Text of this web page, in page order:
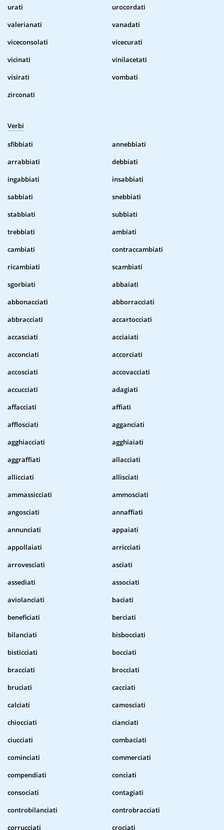
urati
urocordati
valerianati
vanadati
viceconsolati
vicecurati
vicinati
vinilacetati
visirati
vombati
zirconati
Verbi
sfibbiati
annebbiati
arrabbiati
debbiati
ingabbiati
insabbiati
sabbiati
snebbiati
stabbiati
subbiati
trebbiati
ambiati
cambiati
contraccambiati
ricambiati
scambiati
sgorbiati
abbaiati
abbonacciati
abborracciati
abbracciati
accartocciati
accasciati
acciaiati
acconciati
accorciati
accosciati
accovacciati
accucciati
adagiati
affacciati
affiati
afflosciati
agganciati
agghiacciati
agghiaiati
aggraffiati
allacciati
allicciati
allisciati
ammassicciati
ammosciati
angosciati
annaffiati
annunciati
appaiati
appollaiati
arricciati
arrovesciati
asciati
assediati
associati
aviolanciati
baciati
beneficiati
berciati
bilanciati
bisbocciati
bisticciati
bocciati
bracciati
brocciati
bruciati
cacciati
calciati
camosciati
chiocciati
cianciati
ciucciati
combaciati
cominciati
commerciati
compendiati
conciati
consociati
contagiati
controbilanciati
controbracciati
corrucciati
crociati